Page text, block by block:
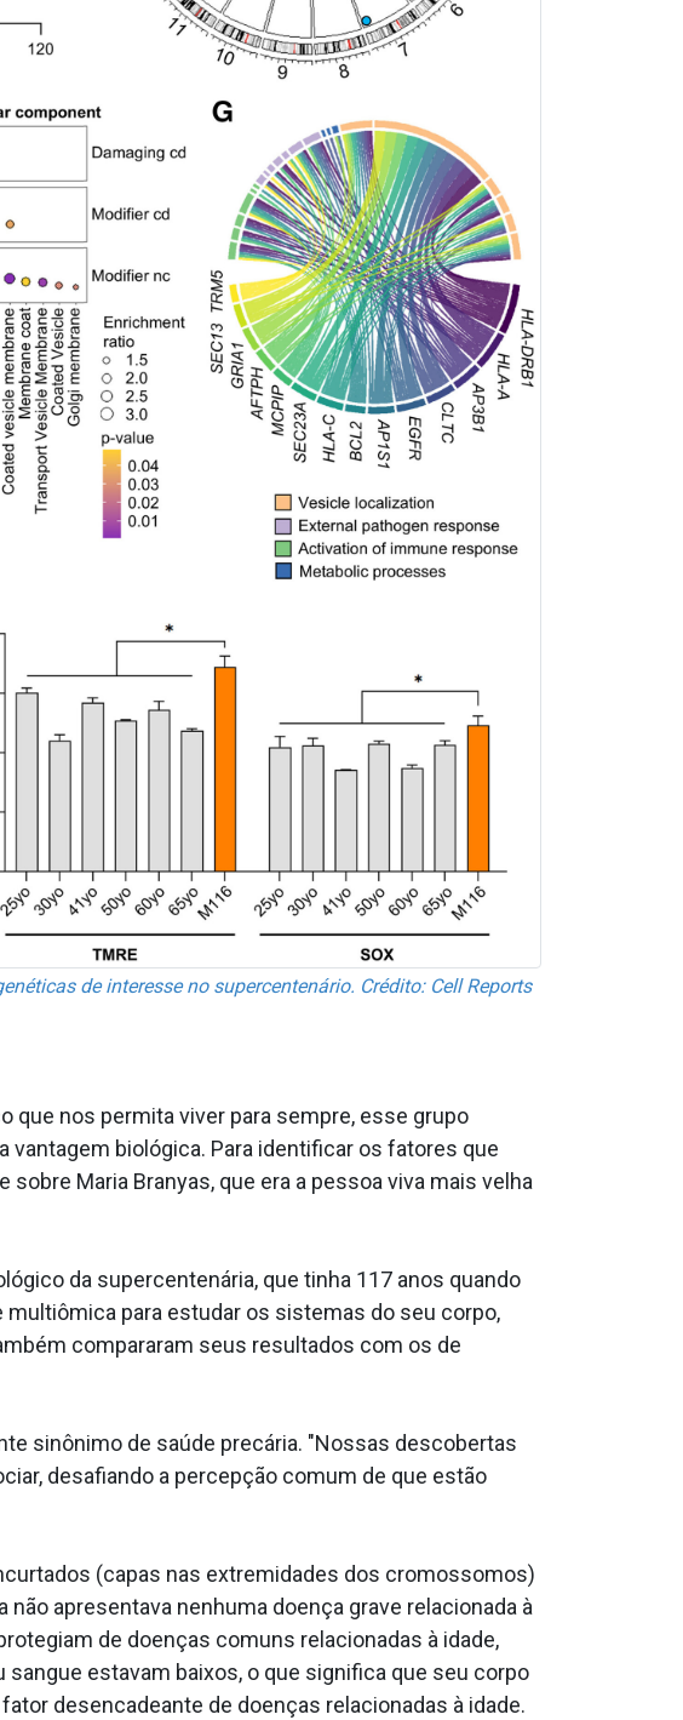
de interesse no supercentenário. Crédito: Cell Reports
que nos permita viver para sempre, esse grupo
biológica. Para identificar os fatores que
Maria Branyas, que era a pessoa viva mais velha
da supercentenária, que tinha 117 anos quando
para estudar os sistemas do seu corpo,
compararam seus resultados com os de
sinônimo de saúde precária. "Nossas descobertas
desafiando a percepção comum de que estão
(capas nas extremidades dos cromossomos)
apresentava nenhuma doença grave relacionada à
de doenças comuns relacionadas à idade,
estavam baixos, o que significa que seu corpo
desencadeante de doenças relacionadas à idade.